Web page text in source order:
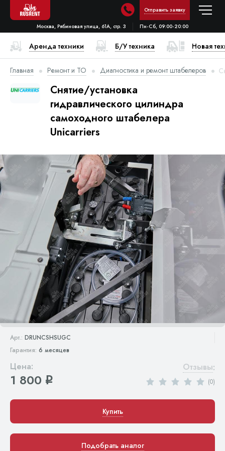
Отправить заявку
Москва, Рябиновая улица, 61А, стр. 3 Пн-Сб, 09:00-20:00
Аренда техники Б/У техника Новая
Главная Ремонт и ТО Диагностика и ремонт штабелеров
Снятие/установка
гидравлического цилиндра
самоходного штабелера
Unicarriers
Арт.: DRUNCSHSUGC
Гарантия: 6 месяцев
Цена:
1 800 q
Отзывы:
(0)
Купить
Подобрать аналог